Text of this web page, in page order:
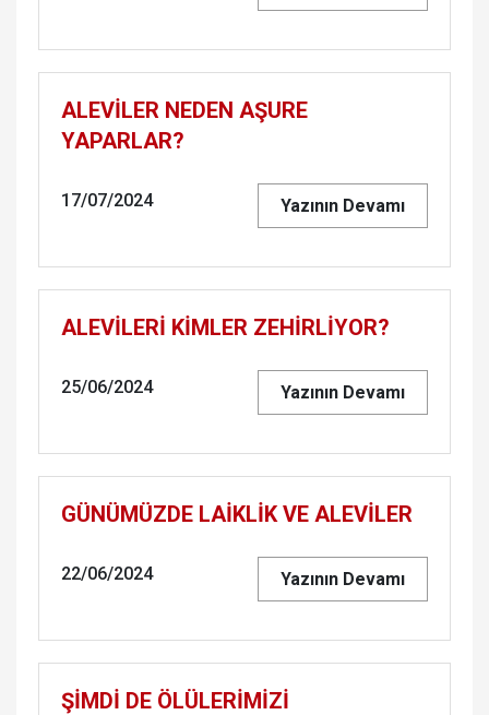
ALEVİLER NEDEN AŞURE
YAPARLAR?
17/07/2024 Yazının Devamı
ALEVİLERİ KİMLER ZEHİRLİYOR?
25/06/2024 Yazının Devamı
GÜNÜMÜZDE LAİKLİK VE ALEVİLER
22/06/2024 Yazının Devamı
ŞİMDİ DE ÖLÜLERİMİZİ